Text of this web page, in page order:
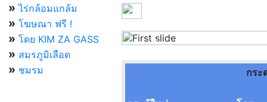
» ไร่กล้อมแกล้ม
» โฆษณา ฟรี !
» โดย KIM ZA GASS
» สมรภูมิเลือด
» ชมรม
Previous
กระ